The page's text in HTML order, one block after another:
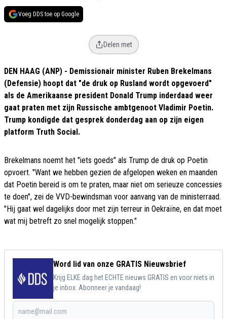
Voeg DDS toe op Google
Delen met
DEN HAAG (ANP) - Demissionair minister Ruben Brekelmans
(Defensie) hoopt dat "de druk op Rusland wordt opgevoerd"
als de Amerikaanse president Donald Trump inderdaad weer
gaat praten met zijn Russische ambtgenoot Vladimir Poetin.
Trump kondigde dat gesprek donderdag aan op zijn eigen
platform Truth Social.
Brekelmans noemt het "iets goeds" als Trump de druk op Poetin
opvoert. "Want we hebben gezien de afgelopen weken en maanden
dat Poetin bereid is om te praten, maar niet om serieuze concessies
te doen", zei de VVD-bewindsman voor aanvang van de ministerraad.
"Hij gaat wel dagelijks door met zijn terreur in Oekraïne, en dat moet
wat mij betreft zo snel mogelijk stoppen."
Word lid van onze GRATIS Nieuwsbrief
Krijg ELKE dag het ECHTE nieuws GRATIS en voor niets in
je inbox. Abonneer je vandaag!